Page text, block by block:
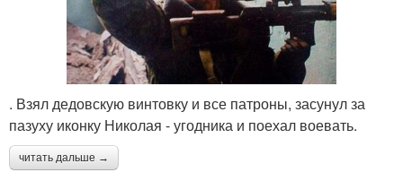
. Взял дедовскую винтовку и все патроны, засунул за
пазуху иконку Николая - угодника и поехал воевать.
читать дальше →